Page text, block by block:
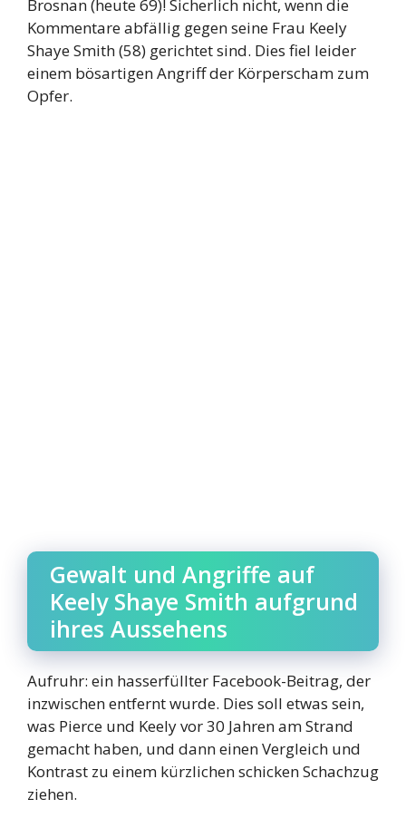
Brosnan (heute 69)! Sicherlich nicht, wenn die
Kommentare abfällig gegen seine Frau Keely
Shaye Smith (58) gerichtet sind. Dies fiel leider
einem bösartigen Angriff der Körperscham zum
Opfer.
Gewalt und Angriffe auf
Keely Shaye Smith aufgrund
ihres Aussehens
Aufruhr: ein hasserfüllter Facebook-Beitrag, der
inzwischen entfernt wurde. Dies soll etwas sein,
was Pierce und Keely vor 30 Jahren am Strand
gemacht haben, und dann einen Vergleich und
Kontrast zu einem kürzlichen schicken Schachzug
ziehen.